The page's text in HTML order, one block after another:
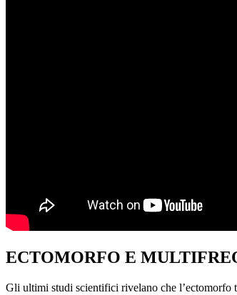
ECTOMORFO E
Gli ultimi studi scientifici rivelano che l’ectomorfo